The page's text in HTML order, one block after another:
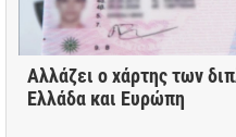
Αλλάζει ο χάρτης των
Ελλάδα και Ευρώπη